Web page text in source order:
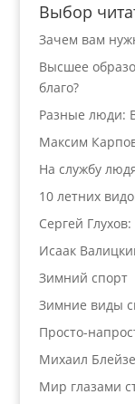
Выбор
Зачем вам
Высшее
благо?
Разные люди:
Максим
На службу
10 летних
Сергей
Исаак
Зимний спорт
Зимние виды
Просто-
Михаил
Мир глазами